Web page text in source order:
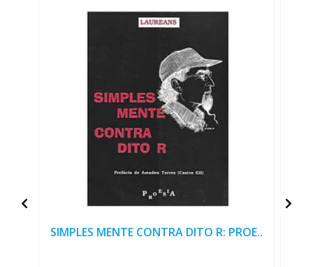
SIMPLES MENTE CONTRA DITO R: PROE..